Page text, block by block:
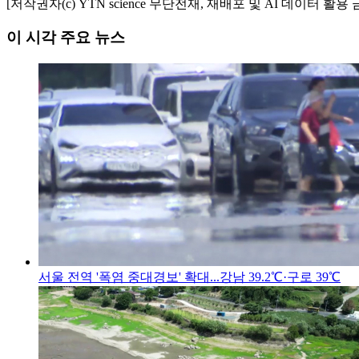
[저작권자(c) YTN science 무단전재, 재배포 및 AI 데이터 활용
이 시각 주요 뉴스
서울 전역 '폭염 중대경보' 확대...강남 39.2℃·구로 39℃